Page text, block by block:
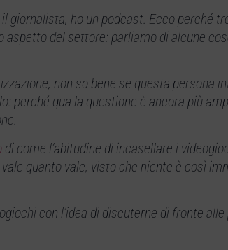
giornalista, ho un podcast. Ecco perché
del settore: parliamo di alcune
non so bene se questa persona
perché qua la questione è ancora più
di come l’abitudine di incasellare i
quanto vale, visto che niente è così
con l’idea di discuterne di fronte